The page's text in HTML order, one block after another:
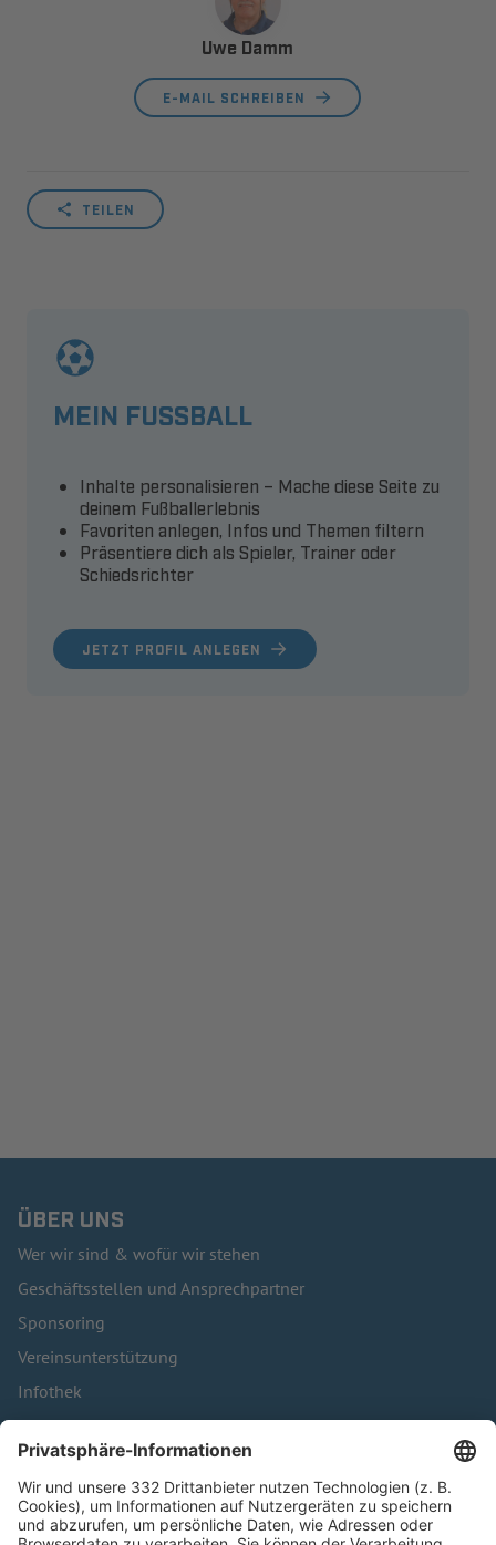
Uwe Damm
E-MAIL SCHREIBEN
TEILEN
MEIN FUSSBALL
JETZT PROFIL ANLEGEN
Inhalte personalisieren – Mache diese Seite zu
deinem Fußballerlebnis
Favoriten anlegen, Infos und Themen filtern
Präsentiere dich als Spieler, Trainer oder
Schiedsrichter
ÜBER UNS
Wer wir sind & wofür wir stehen
Geschäftsstellen und Ansprechpartner
Sponsoring
Vereinsunterstützung
Infothek
Kontakt
HÄUFIG BESUCHTE SEITEN
Pässe und Vereinswechsel